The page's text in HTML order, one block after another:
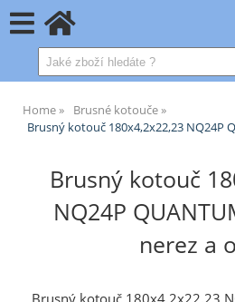
Home
Brusné kotouče
Brusný kotouč 180x4,2x22,23 NQ24P
Brusný kotouč
NQ24P
nerez a